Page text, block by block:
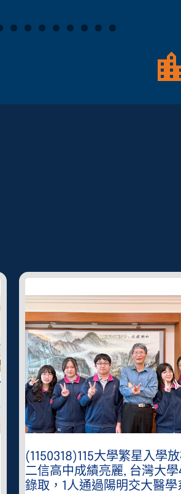
(1150318)115大學繁星入學
二信高中成績亮麗, 台灣大學
錄取，1人通過陽明交大醫學